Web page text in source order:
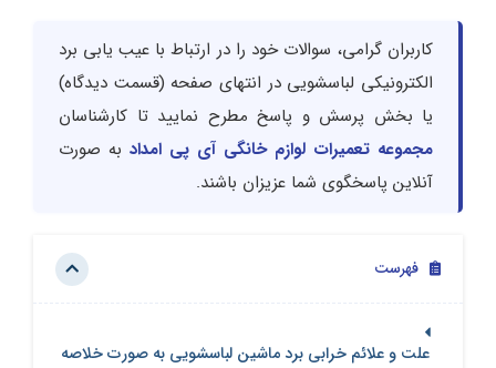
کاربران گرامی، سوالات خود را در ارتباط با عیب یابی برد
الکترونیکی لباسشویی در انتهای صفحه (قسمت دیدگاه)
یا بخش پرسش و پاسخ مطرح نمایید تا کارشناسان
مجموعه تعمیرات لوازم خانگی آی پی امداد به صورت
آنلاین پاسخگوی شما عزیزان باشند.
فهرست
علت و علائم خرابی برد ماشین لباسشویی به صورت خلاصه